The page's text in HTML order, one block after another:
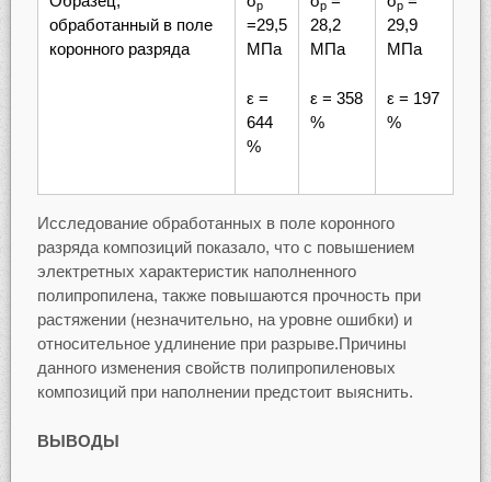
обработанный в поле
коронного разряда
р
=29,5
МПа
ε =
644
%
р
28,2
МПа
ε = 358
%
р
29,9
МПа
ε = 197
%
Исследование обработанных в поле коронного
разряда композиций показало, что с повышением
электретных характеристик наполненного
полипропилена, также повышаются прочность при
растяжении (незначительно, на уровне ошибки) и
относительное удлинение при разрыве.Причины
данного изменения свойств полипропиленовых
композиций при наполнении предстоит выяснить.
ВЫВОДЫ